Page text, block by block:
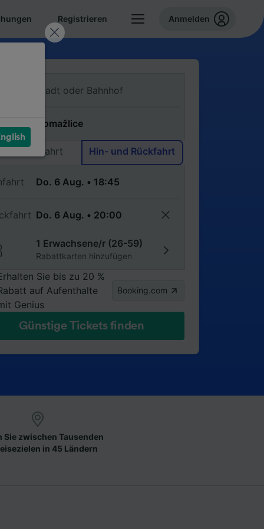
Registrieren Anmelden
Fahrt Hin- und Rückfahrt
1 Erwachsene/r (26-59)
Rabattkarten hinzufügen
Sie bis zu 20 %
auf Aufenthalte
Genius
Booking.com
Günstige Tickets finden
Sie zwischen Tausenden
in 45 Ländern